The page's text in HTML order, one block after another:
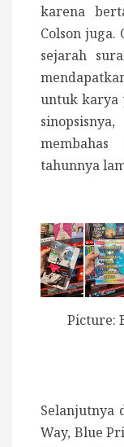
karena
Colson juga.
sejarah
untuk karya
tahunnya
Picture:
Selanjutnya
Way, Blue